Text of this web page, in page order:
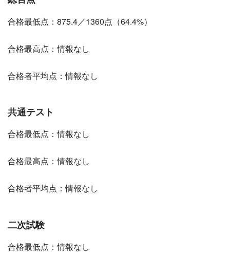
合格最低点：875.4／1360点（64.4%）
合格最高点：情報なし
合格者平均点：情報なし
共通テスト
合格最低点：情報なし
合格最高点：情報なし
合格者平均点：情報なし
二次試験
合格最低点：情報なし